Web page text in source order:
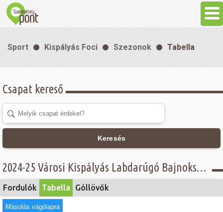
Látnivalók
Gasztronómia
Sport
Sport Kispályás Foci Szezonok Tabella
Csapat kereső
Keresés
2024-25 Városi Kispályás Labdarúgó Bajnokság - Tabella - CONOIL csoport
Fordulók Tabella Góllövők
Másolás vágólapra